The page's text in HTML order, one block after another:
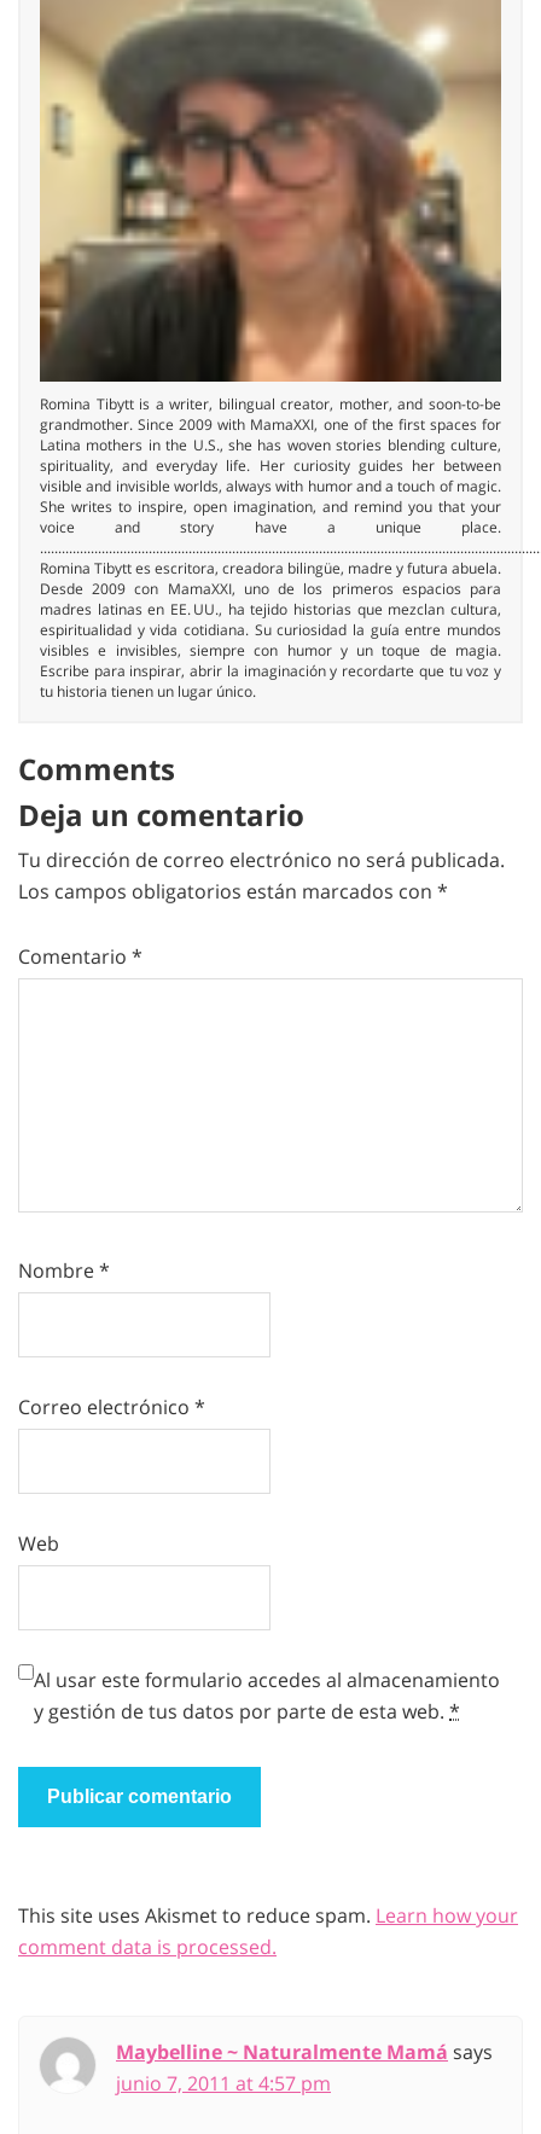
Romina Tibytt is a writer, bilingual creator, mother, and soon-to-be
grandmother. Since 2009 with MamaXXI, one of the first spaces for
Latina mothers in the U.S., she has woven stories blending culture,
spirituality, and everyday life. Her curiosity guides her between
visible and invisible worlds, always with humor and a touch of magic.
She writes to inspire, open imagination, and remind you that your
voice and story have a unique place.
Romina Tibytt es escritora, creadora bilingüe, madre y futura abuela.
Desde 2009 con MamaXXI, uno de los primeros espacios para
madres latinas en EE. UU., ha tejido historias que mezclan cultura,
espiritualidad y vida cotidiana. Su curiosidad la guía entre mundos
visibles e invisibles, siempre con humor y un toque de magia.
Escribe para inspirar, abrir la imaginación y recordarte que tu voz y
tu historia tienen un lugar único.
Comments
Deja un comentario
Tu dirección de correo electrónico no será publicada.
Los campos obligatorios están marcados con *
Comentario *
Nombre*
Correo electrónico *
Web
Al usar este formulario accedes al almacenamiento
y gestión de tus datos por parte de esta web. *
This site uses Akismet to reduce spam. Learn how your
comment data is processed.
Maybelline ~ Naturalmente Mamá says
junio 7, 2011 at 4:57 pm